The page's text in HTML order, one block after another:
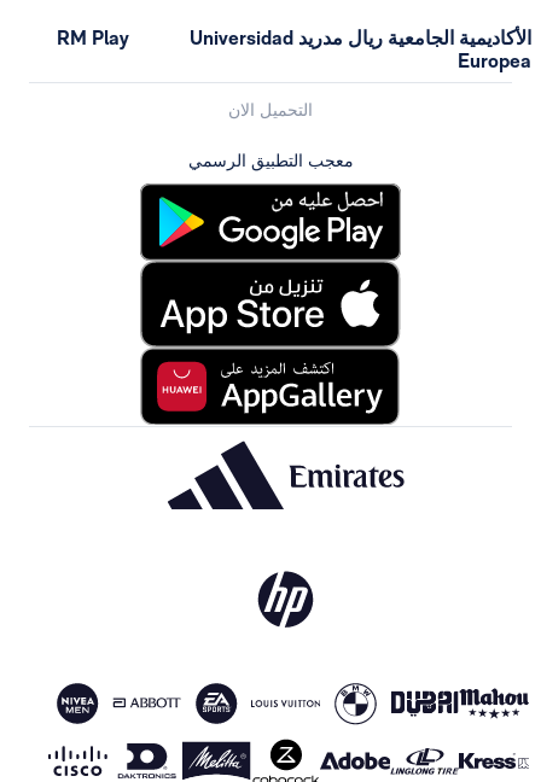
الأكاديمية الجامعية ريال مدريد Universidad
Europea
RM Play
التحميل الان
معجب التطبيق الرسمي